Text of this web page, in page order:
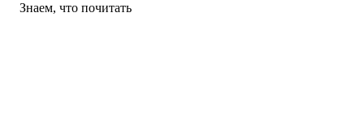
Знаем, что почитать